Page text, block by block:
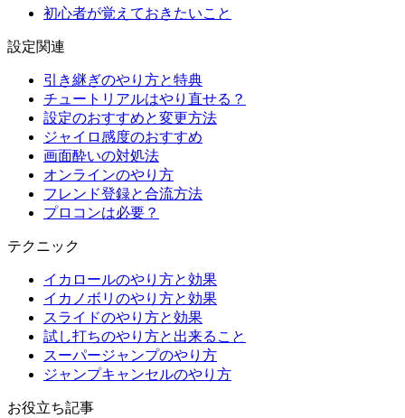
初心者が覚えておきたいこと
設定関連
引き継ぎのやり方と特典
チュートリアルはやり直せる？
設定のおすすめと変更方法
ジャイロ感度のおすすめ
画面酔いの対処法
オンラインのやり方
フレンド登録と合流方法
プロコンは必要？
テクニック
イカロールのやり方と効果
イカノボリのやり方と効果
スライドのやり方と効果
試し打ちのやり方と出来ること
スーパージャンプのやり方
ジャンプキャンセルのやり方
お役立ち記事